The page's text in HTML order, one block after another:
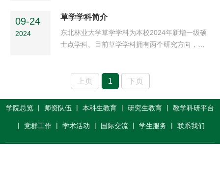
林科普教育基地、国家级技能大师工作室、黑龙
江省非物质文化遗产教...
城乡规划学一级学科的硕士授予权。面向全国培
300多名硕士研究生。学科以东北地区区域经济
社会发展需求为导向，以关注寒地林区、垦区、
重实践环节，面向全国培养城乡规划领域专业人
才，学科立足区域，形成...
09-24
2024
草学学科简介
东北林业大学草学学科为本校2024年新增一级硕
士点学科。目前草学学科拥有两个研究方向，分
人，副教授8人。近年来，团队教师多次承担国家
级、省部级科研项目，获得省、部级奖励10余
项，在SCI、CSSCI等高水平期刊发表相关论文
的研究基础。学科依托国家林业草原寒区功能性
上页 1 下页
学院总览 | 师资队伍 | 本科生教育 | 研究生教育 | 教学科研平台
| 党群工作 | 学术活动 | 国际交流 | 学生服务 | 联系我们